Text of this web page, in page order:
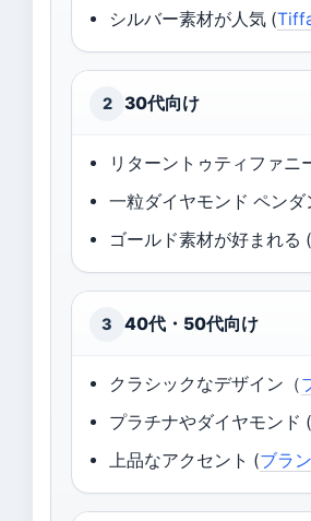
シルバー素材が人気 (
2 30代向け
リターントゥティファ
一粒ダイヤモンド ペン
ゴールド素材が好まれ
3 40代・50代向け
クラシックなデザイン（
プラチナやダイヤモンド (
上品なアクセント (ブラ